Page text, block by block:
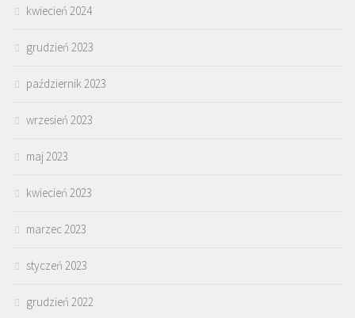
kwiecień 2024
grudzień 2023
październik 2023
wrzesień 2023
maj 2023
kwiecień 2023
marzec 2023
styczeń 2023
grudzień 2022